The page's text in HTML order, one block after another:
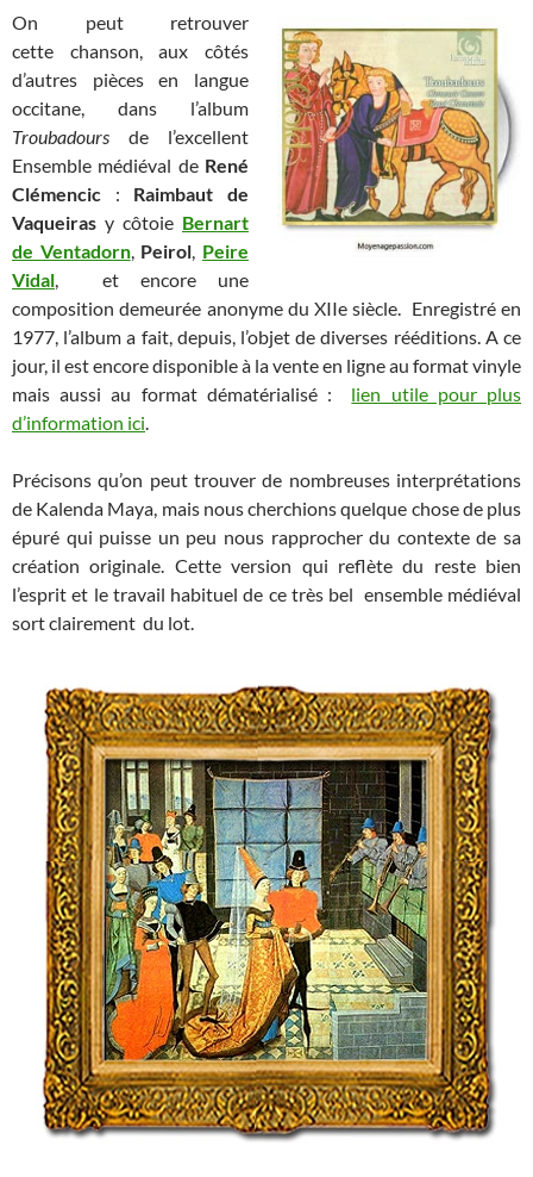
On peut retrouver
cette chanson, aux côtés
d’autres pièces en langue
occitane, dans l’album
Troubadours de l’excellent
Ensemble médiéval de René
Clémencic : Raimbaut de
Vaqueiras y côtoie Bernart
de Ventadorn, Peirol, Peire
Vidal, et encore une
composition demeurée anonyme du XIIe siècle. Enregistré en
1977, l’album a fait, depuis, l’objet de diverses rééditions. A ce
jour, il est encore disponible à la vente en ligne au format vinyle
mais aussi au format dématérialisé : lien utile pour plus
d’information ici.
Précisons qu’on peut trouver de nombreuses interprétations
de Kalenda Maya, mais nous cherchions quelque chose de plus
épuré qui puisse un peu nous rapprocher du contexte de sa
création originale. Cette version qui reflète du reste bien
l’esprit et le travail habituel de ce très bel ensemble médiéval
sort clairement du lot.